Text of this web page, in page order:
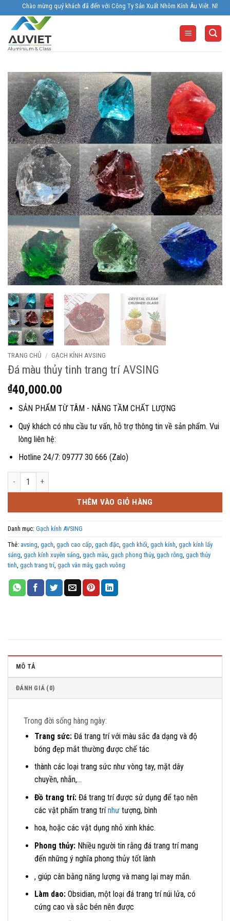
to
content
Chào mừng quý khách đã đến với Công Ty Sản Xuất Nhôm Kính Âu Viêt. Nhà Sản
TRANG CHỦ / GẠCH KÍNH AVSING
Đá màu thủy tinh trang trí AVSING
₫40,000.00
SẢN PHẨM TỪ TÂM - NÂNG TẦM CHẤT LƯỢNG
Quý khách có nhu cầu tư vấn, hỗ trợ thông tin về sản phẩm. Vui
lòng liên hệ:
Hotline 24/7: 09777 30 666 (Zalo)
Đá màu thủy tinh trang trí AVSING số lượng
THÊM VÀO GIỎ HÀNG
Danh mục: Gạch kính AVSING
Thẻ: avsing gạch gạch cao cấp gạch đặc gạch khối gạch kính gạch kính lấy
sáng gạch kính xuyên sáng gạch màu gạch phong thủy, gạch rỗng gạch thủy
tinh gạch trang trí gạch vân mây, gạch vuông
MÔ TẢ
ĐÁNH GIÁ (0)
Trong đời sống hàng ngày:
Trang sức:Đá trang trí với màu sắc đa dạng và độ
bóng đẹp mắt thường được chế tác
thành các loại trang sức như vòng tay, mặt dây
chuyền, nhẫn,…
Đồ trang trí:Đá trang trí được sử dụng để tạo nên
các vật phẩm trang trínhưtượng, bình
hoa, hoặc các vật dụng nhỏ xinh khác.
Phong thủy:Nhiều người tin rằng đá trang trí mang
đến những ý nghĩa phong thủy tốt lành
, giúp cân bằng năng lượng và mang lại may mắn.
Làm dao:Obsidian, một loại đá trang trí núi lửa, có
cứng cao và sắc bén nên được